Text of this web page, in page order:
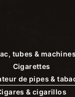
tubes & machines
Cigarettes
de pipes &
& cigarillos